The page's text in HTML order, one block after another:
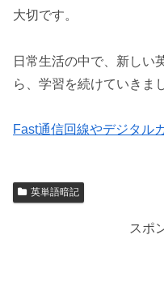
大切です。
日常生活の中で、新しい
ら、学習を続けていきま
Fast通信回線やデジタル
英単語暗記
スポ